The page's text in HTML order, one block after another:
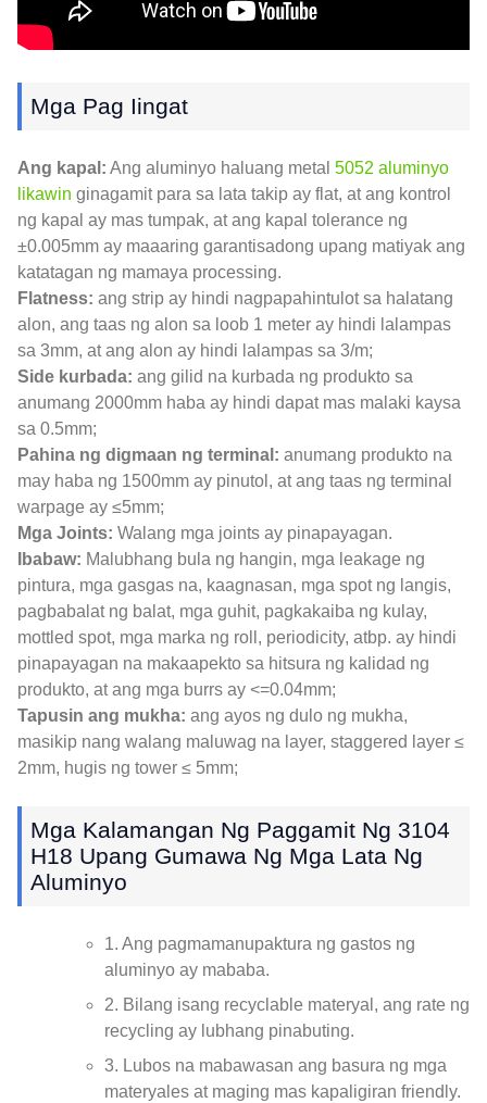
Mga Pag Iingat
Ang kapal: Ang aluminyo haluang metal 5052 aluminyo
likawin ginagamit para sa lata takip ay flat, at ang kontrol
ng kapal ay mas tumpak, at ang kapal tolerance ng
±0.005mm ay maaaring garantisadong upang matiyak ang
katatagan ng mamaya processing.
Flatness: ang strip ay hindi nagpapahintulot sa halatang
alon, ang taas ng alon sa loob 1 meter ay hindi lalampas
sa 3mm, at ang alon ay hindi lalampas sa 3/m;
Side kurbada: ang gilid na kurbada ng produkto sa
anumang 2000mm haba ay hindi dapat mas malaki kaysa
sa 0.5mm;
Pahina ng digmaan ng terminal: anumang produkto na
may haba ng 1500mm ay pinutol, at ang taas ng terminal
warpage ay ≤5mm;
Mga Joints: Walang mga joints ay pinapayagan.
Ibabaw: Malubhang bula ng hangin, mga leakage ng
pintura, mga gasgas na, kaagnasan, mga spot ng langis,
pagbabalat ng balat, mga guhit, pagkakaiba ng kulay,
mottled spot, mga marka ng roll, periodicity, atbp. ay hindi
pinapayagan na makaapekto sa hitsura ng kalidad ng
produkto, at ang mga burrs ay <=0.04mm;
Tapusin ang mukha: ang ayos ng dulo ng mukha,
masikip nang walang maluwag na layer, staggered layer ≤
2mm, hugis ng tower ≤ 5mm;
Mga Kalamangan Ng Paggamit Ng 3104
H18 Upang Gumawa Ng Mga Lata Ng
Aluminyo
1. Ang pagmamanupaktura ng gastos ng
aluminyo ay mababa.
2. Bilang isang recyclable materyal, ang rate ng
recycling ay lubhang pinabuting.
3. Lubos na mabawasan ang basura ng mga
materyales at maging mas kapaligiran friendly.